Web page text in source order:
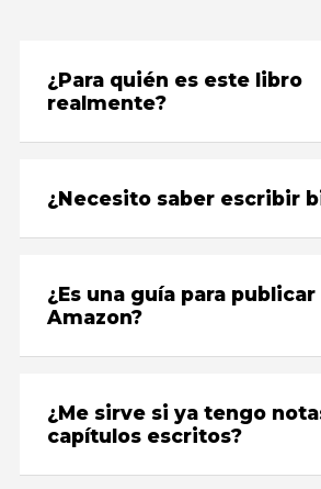
¿Para quién es este libro
realmente?
¿Necesito saber escribir
¿Es una guía para publicar
Amazon?
¿Me sirve si ya tengo
capítulos escritos?